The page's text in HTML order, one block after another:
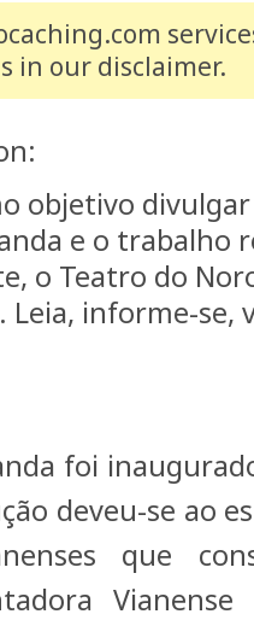
in our disclaimer.
objetivo
e o trabalho
o Teatro do
informe-se,
foi
deveu-se ao
que